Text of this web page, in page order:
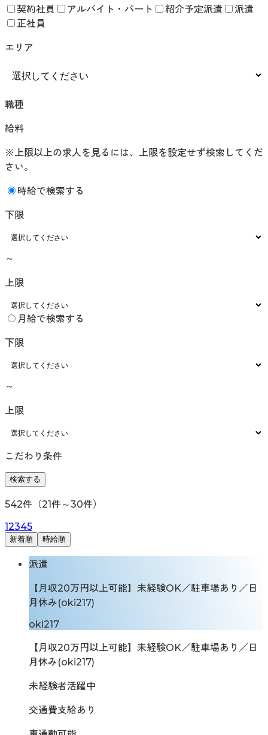
契約社員 アルバイト・パート 紹介予定派遣
派遣
正社員
エリア
職種
給料
※上限以上の求人を見るには、上限を設定せず検索してくだ
さい。
時給で検索する
下限
～
上限
月給で検索する
下限
～
上限
こだわり条件
検索する
542件（21件～30件）
12345
新着順 時給順
派遣
【月収20万円以上可能】未経験OK／駐車場あり／日
月休み(oki217)
oki217
【月収20万円以上可能】未経験OK／駐車場あり／日
月休み(oki217)
未経験者活躍中
交通費支給あり